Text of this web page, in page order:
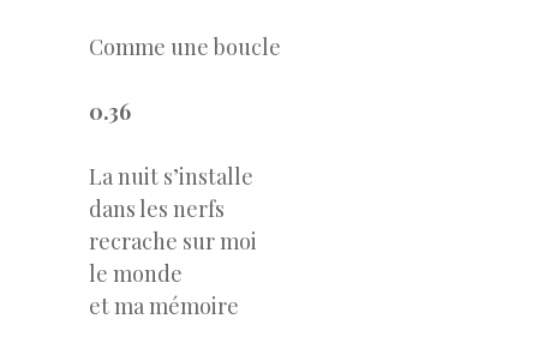
Comme une boucle
0.36
La nuit s’installe
dans les nerfs
recrache sur moi
le monde
et ma mémoire